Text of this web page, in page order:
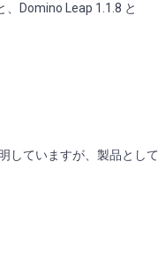
Domino Leap 1.1.8 と
していますが、製品として